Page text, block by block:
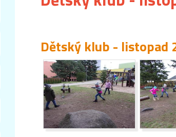
Dětský klub - listopad